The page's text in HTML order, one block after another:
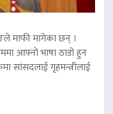
माफी मागेका छन् ।
आफ्नो भाषा ठाडो हुन
सांसदलाई गृहमन्त्रीलाई